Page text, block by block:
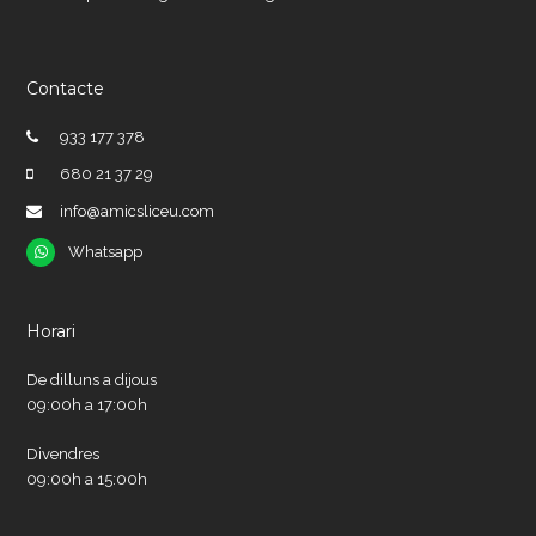
Contacte
933 177 378
680 21 37 29
info@amicsliceu.com
Whatsapp
Whatsapp
Horari
De dilluns a dijous
09:00h a 17:00h
Divendres
09:00h a 15:00h